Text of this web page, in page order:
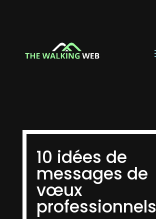
10 idées de
messages de
vœux
professionnels